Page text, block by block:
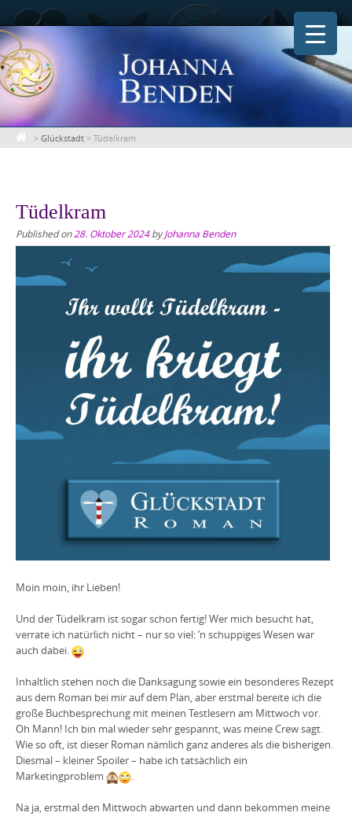
Skip
to
content
> Glückstadt > Tüdelkram
Tüdelkram
Published on28. Oktober 2024byJohanna Benden
Moin moin, ihr Lieben!
Und der Tüdelkram ist sogar schon fertig! Wer mich besucht hat,
verrate ich natürlich nicht – nur so viel: ’n schuppiges Wesen war
auch dabei.
Inhaltlich stehen noch die Danksagung sowie ein besonderes Rezept
aus dem Roman bei mir auf dem Plan, aber erstmal bereite ich die
große Buchbesprechung mit meinen Testlesern am Mittwoch vor.
Oh Mann! Ich bin mal wieder sehr gespannt, was meine Crew sagt.
Wie so oft, ist dieser Roman nämlich ganz anderes als die bisherigen.
Diesmal – kleiner Spoiler – habe ich tatsächlich ein
Marketingproblem
.
Na ja, erstmal den Mittwoch abwarten und dann bekommen meine